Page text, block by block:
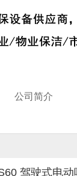
公司简介
驾驶式电